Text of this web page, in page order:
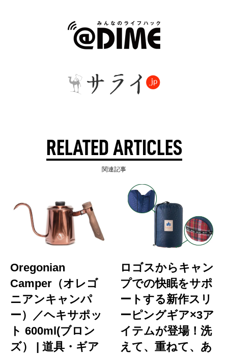
RELATED ARTICLES
関連記事
Oregonian
Camper（オレゴ
ニアンキャンパ
ー）／ヘキサポッ
ト 600ml(ブロン
ズ） | 道具・ギア
ロゴスからキャン
プでの快眠をサポ
ートする新作スリ
ーピングギア×3ア
イテムが登場！洗
えて、重ねて、あ